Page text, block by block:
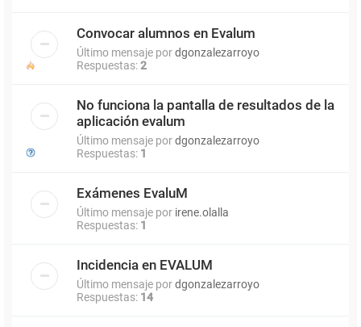
Convocar alumnos en Evalum
Último mensaje pordgonzalezarroyo
Respuestas:2
No funciona la pantalla de resultados de la
aplicación evalum
Último mensaje pordgonzalezarroyo
Respuestas: 1
Exámenes EvaluM
Último mensaje por irene.olalla
Respuestas: 1
Incidencia en EVALUM
Último mensaje pordgonzalezarroyo
Respuestas: 14